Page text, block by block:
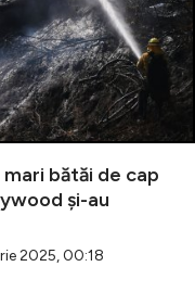
bătăi de cap
și-au
2025, 00:18